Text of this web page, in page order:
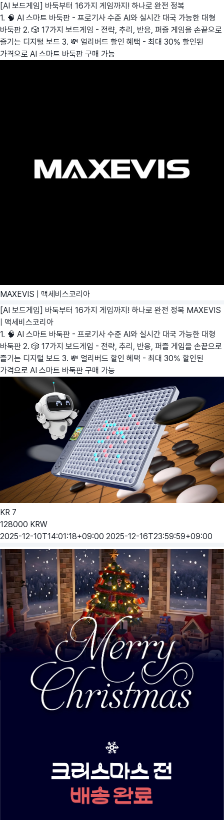
[AI 보드게임] 바둑부터 16가지 게임까지! 하나로 완전 정복
1. 🧠 AI 스마트 바둑판 - 프로기사 수준 AI와 실시간 대국 가능한 대형
바둑판 2. 🎲 17가지 보드게임 - 전략, 추리, 반응, 퍼즐 게임을 손끝으로
즐기는 디지털 보드 3. 💸 얼리버드 할인 혜택 - 최대 30% 할인된
가격으로 AI 스마트 바둑판 구매 가능
MAXEVIS | 맥세비스코리아
[AI 보드게임] 바둑부터 16가지 게임까지! 하나로 완전 정복 MAXEVIS
| 맥세비스코리아
1. 🧠 AI 스마트 바둑판 - 프로기사 수준 AI와 실시간 대국 가능한 대형
바둑판 2. 🎲 17가지 보드게임 - 전략, 추리, 반응, 퍼즐 게임을 손끝으로
즐기는 디지털 보드 3. 💸 얼리버드 할인 혜택 - 최대 30% 할인된
가격으로 AI 스마트 바둑판 구매 가능
KR 7
128000 KRW
2025-12-10T14:01:18+09:00 2025-12-16T23:59:59+09:00